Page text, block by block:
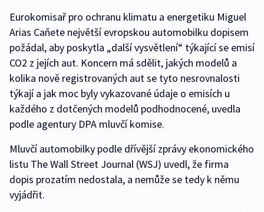
Eurokomisař pro ochranu klimatu a energetiku Miguel
Arias Caňete největší evropskou automobilku dopisem
požádal, aby poskytla „další vysvětlení“ týkající se emisí
CO2 z jejích aut. Koncern má sdělit, jakých modelů a
kolika nově registrovaných aut se tyto nesrovnalosti
týkají a jak moc byly vykazované údaje o emisích u
každého z dotčených modelů podhodnocené, uvedla
podle agentury DPA mluvčí komise.
Mluvčí automobilky podle dřívější zprávy ekonomického
listu The Wall Street Journal (WSJ) uvedl, že firma
dopis prozatím nedostala, a nemůže se tedy k němu
vyjádřit.